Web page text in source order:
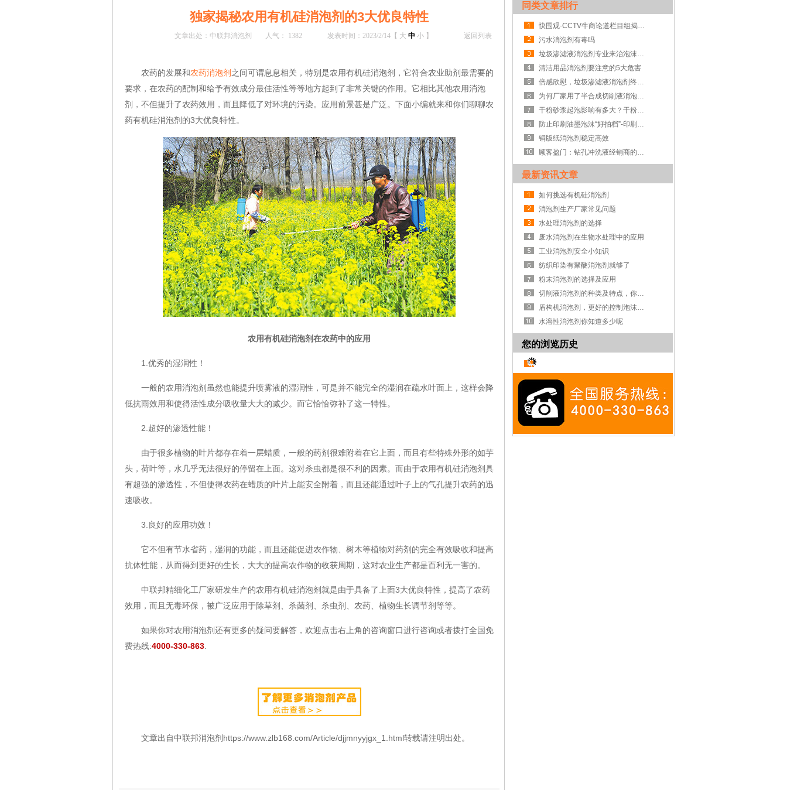
独家揭秘农用有机硅消泡剂的3大优良特性
文章出处：中联邦消泡剂 人气： 1382 发表时间：2023/2/14【 大 中 小 】 返回列表
农药的发展和农药消泡剂 之间可谓息息相关，特别是农用有机硅消泡剂，它符合农业助剂最需要的
要求，在农药的配制和给予有效成分最佳活性等等地方起到了非常关键的作用。它相比其他农用消泡
剂，不但提升了农药效用，而且降低了对环境的污染。应用前景甚是广泛。下面小编就来和你们聊聊农
药有机硅消泡剂的3大优良特性。
农用有机硅消泡剂在农药中的应用
1.优秀的湿润性！
一般的农用消泡剂虽然也能提升喷雾液的湿润性，可是并不能完全的湿润在疏水叶面上，这样会降
低抗雨效用和使得活性成分吸收量大大的减少。而它恰恰弥补了这一特性。
2.超好的渗透性能！
由于很多植物的叶片都存在着一层蜡质，一般的药剂很难附着在它上面，而且有些特殊外形的如芋
头，荷叶等，水几乎无法很好的停留在上面。这对杀虫都是很不利的因素。而由于农用有机硅消泡剂具
有超强的渗透性，不但使得农药在蜡质的叶片上能安全附着，而且还能通过叶子上的气孔提升农药的迅
速吸收。
3.良好的应用功效！
它不但有节水省药，湿润的功能，而且还能促进农作物、树木等植物对药剂的完全有效吸收和提高
抗体性能，从而得到更好的生长，大大的提高农作物的收获周期，这对农业生产都是百利无一害的。
中联邦精细化工厂家研发生产的农用有机硅消泡剂就是由于具备了上面3大优良特性，提高了农药
效用，而且无毒环保，被广泛应用于除草剂、杀菌剂、杀虫剂、农药、植物生长调节剂等等。
如果你对农用消泡剂还有更多的疑问要解答，欢迎点击右上角的咨询窗口进行咨询或者拨打全国免
费热线:4000-330-863
文章出自中联邦消泡剂https://www.zlb168.com/Article/djjmnyyjgx_1.html转载请注明出处。
同类文章排行
快围观-CCTV牛商论道栏目组揭开中联邦实验室神秘面纱
污水消泡剂有毒吗
垃圾渗滤液消泡剂专业来治泡沫而来
清洁用品消泡剂要注意的5大危害
倍感欣慰，垃圾渗滤液消泡剂终于成熟蜕变
为何厂家用了半合成切削液消泡剂就没有烦恼？
干粉砂浆起泡影响有多大？干粉砂浆消泡剂帮你搞定
防止印刷油墨泡沫“好拍档”-印刷油墨消泡剂
铜版纸消泡剂稳定高效
顾客盈门：钻孔冲洗液经销商的秘诀竟然是添加钻孔冲洗液消泡剂
最新资讯文章
如何挑选有机硅消泡剂
消泡剂生产厂家常见问题
水处理消泡剂的选择
废水消泡剂在生物水处理中的应用
工业消泡剂安全小知识
纺织印染有聚醚消泡剂就够了
粉末消泡剂的选择及应用
切削液消泡剂的种类及特点，你知道吗？
盾构机消泡剂，更好的控制泡沫系统
水溶性消泡剂你知道多少呢
您的浏览历史